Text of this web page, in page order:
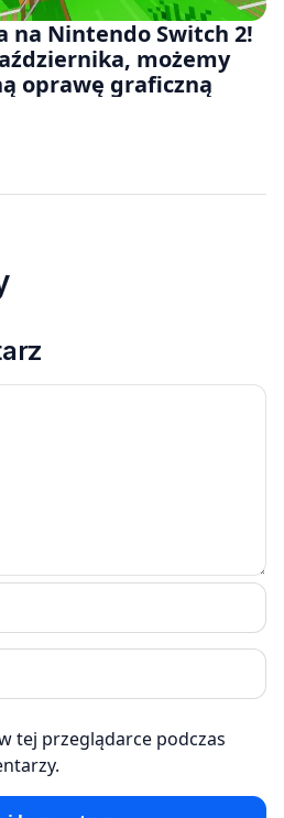
na Nintendo Switch 2!
możemy
oprawę graficzną
tej przeglądarce podczas